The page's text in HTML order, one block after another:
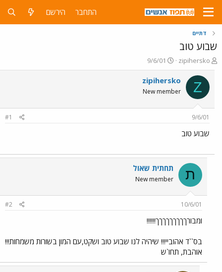
התחבר הירשם
דתיים
שבוע טוב
פ
ו
ת
ח
ה
ש
א
zipihersko
פ
ו
ר
ם
9/6/01
Z
zipihersko
New member
9/6/01
#1
שבוע טוב
ת תחתית שאול
New member
10/6/01
#2
ומבורךךךךךךךךך!!!!!!
בס``ד אהוביי!!! שיהיה לנו שבוע טוב ושקט,עם המון בשורות משמחות!!!
אוהבת, תחו`ש